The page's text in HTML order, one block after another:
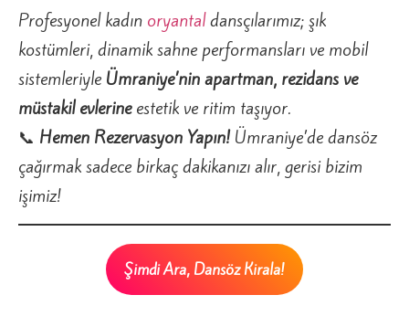
Profesyonel kadın oryantaldansçılarımız; şık
kostümleri, dinamik sahne performansları ve mobil
sistemleriyle Ümraniye’nin apartman, rezidans ve
müstakil evlerineestetik ve ritim taşıyor.
📞 Hemen Rezervasyon Yapın!Ümraniye’de dansöz
çağırmak sadece birkaç dakikanızı alır, gerisi bizim
işimiz!
Şimdi Ara, Dansöz Kirala!